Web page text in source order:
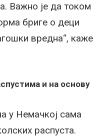
Важно је да током
бриге о деци
вредна“, каже
и на основу
у Немачкој сама
распуста.